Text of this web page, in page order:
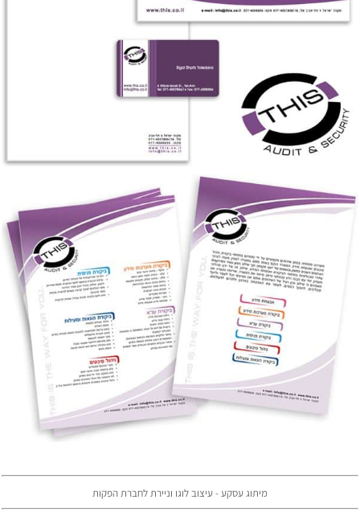
מיתוג עסקע - עיצוב לוגו וניירת לחברת הפקות